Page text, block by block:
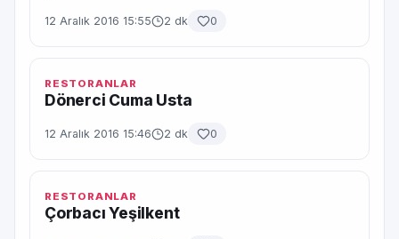
12 Aralık 2016 15:55 2 dk 0
RESTORANLAR
Dönerci Cuma Usta
12 Aralık 2016 15:46 2 dk 0
RESTORANLAR
Çorbacı Yeşilkent